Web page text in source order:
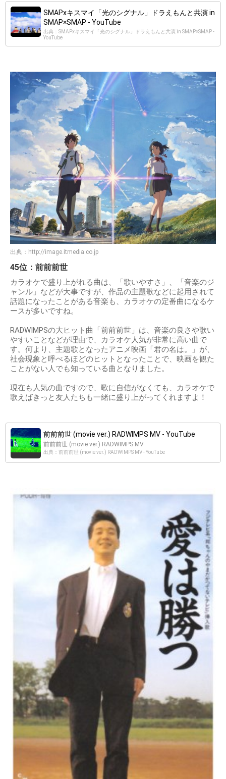
SMAPxキスマイ「光のシグナル」ドラえもんと共演 in
SMAP×SMAP - YouTube
出典：SMAPxキスマイ「光のシグナル」ドラえもんと共演 in SMAP×SMAP -
YouTube
出典： http://image.itmedia.co.jp
45位：前前前世
カラオケで盛り上がれる曲は、「歌いやすさ」、「音楽のジ
ャンル」などが大事ですが、作品の主題歌などに起用されて
話題になったことがある音楽も、カラオケの定番曲になるケ
ースが多いですね。
RADWIMPSの大ヒット曲「前前前世」は、音楽の良さや歌い
やすいことなどが理由で、カラオケ人気が非常に高い曲で
す。何より、主題歌となったアニメ映画「君の名は。」が、
社会現象と呼べるほどのヒットとなったことで、映画を観た
ことがない人でも知っている曲となりました。
現在も人気の曲ですので、歌に自信がなくても、カラオケで
歌えばきっと友人たちも一緒に盛り上がってくれますよ！
前前前世 (movie ver.) RADWIMPS MV - YouTube
前前前世 (movie ver.) RADWIMPS MV
出典：前前前世 (movie ver.) RADWIMPS MV - YouTube